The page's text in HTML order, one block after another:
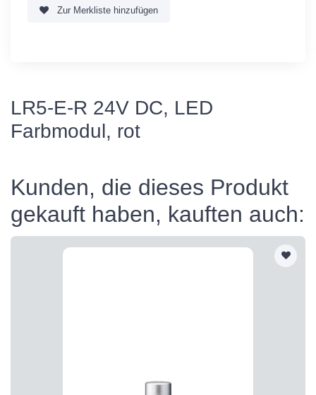
Zur Merkliste hinzufügen
LR5-E-R 24V DC, LED
Farbmodul, rot
Kunden, die dieses Produkt
gekauft haben, kauften auch: